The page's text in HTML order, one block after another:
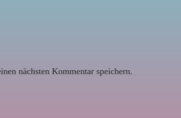
nächsten Kommentar speichern.